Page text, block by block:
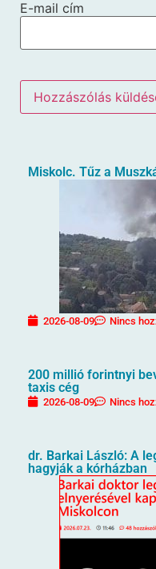
E-mail cím
Miskolc. Tűz a
2026-08-09 Nincs
200 millió forintnyi
taxis cég
2026-08-09 Nincs
dr. Barkai László: A
hagyják a kórházban